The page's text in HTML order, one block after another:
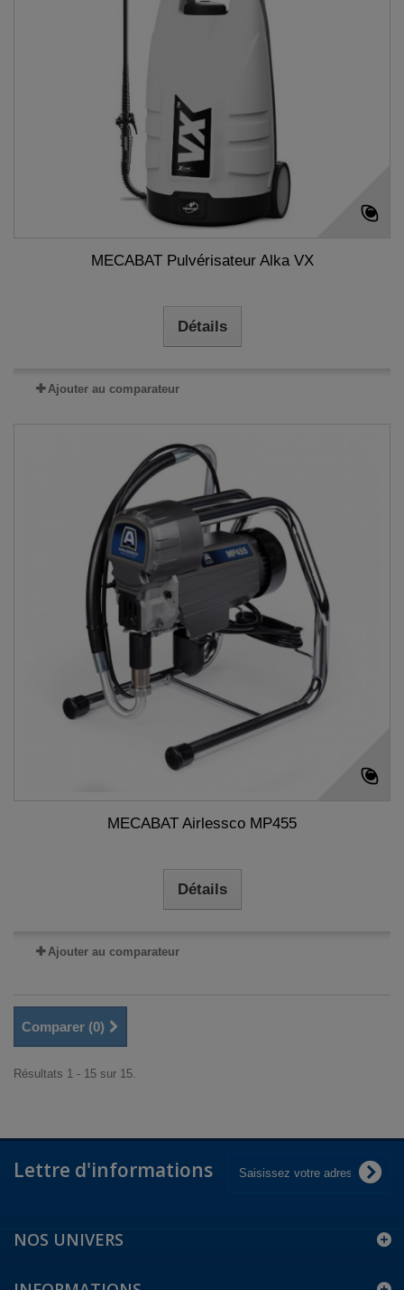
MECABAT Pulvérisateur Alka VX
Détails
Ajouter au comparateur
MECABAT Airlessco MP455
Détails
Ajouter au comparateur
Comparer (0)
Résultats 1 - 15 sur 15.
Lettre d'informations
NOS UNIVERS